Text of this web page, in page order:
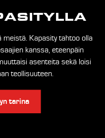
meistä. Kapasity tahtoo olla
kanssa, eteenpäin
asenteita sekä loisi
teollisuuteen.
tarina